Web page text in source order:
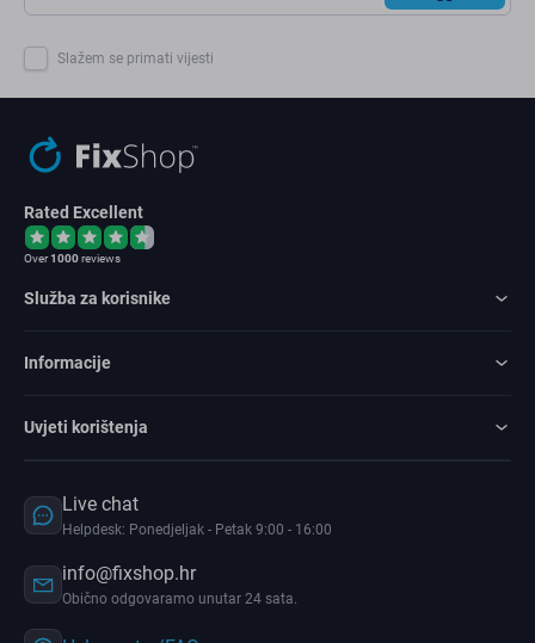
Slažem se primati vijesti
Rated Excellent
Over1000reviews
Služba za korisnike
Informacije
Uvjeti korištenja
Live chat
Helpdesk: Ponedjeljak - Petak 9:00 - 16:00
info@fixshop.hr
Obično odgovaramo unutar 24 sata.